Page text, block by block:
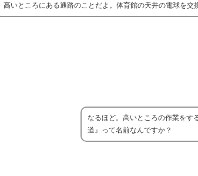
高いところにある通路のことだよ。体育館の天井の電球を
なるほど。高いところの作業をす
道』って名前なんですか？